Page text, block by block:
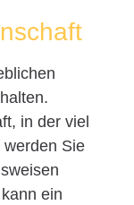
in der viel
Sie
ein